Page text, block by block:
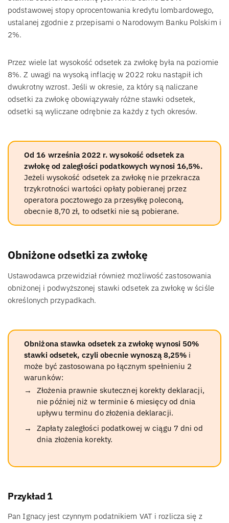
podstawowej stopy oprocentowania kredytu lombardowego,
ustalanej zgodnie z przepisami o Narodowym Banku Polskim i
2%.
Przez wiele lat wysokość odsetek za zwłokę była na poziomie
8%. Z uwagi na wysoką inflację w 2022 roku nastąpił ich
dwukrotny wzrost. Jeśli w okresie, za który są naliczane
odsetki za zwłokę obowiązywały różne stawki odsetek,
odsetki są wyliczane odrębnie za każdy z tych okresów.
Od 16 września 2022 r. wysokość odsetek za
zwłokę od zaległości podatkowych wynosi 16,5%.
Jeżeli wysokość odsetek za zwłokę nie przekracza
trzykrotności wartości opłaty pobieranej przez
operatora pocztowego za przesyłkę poleconą,
obecnie 8,70 zł, to odsetki nie są pobierane.
Obniżone odsetki za zwłokę
Ustawodawca przewidział również możliwość zastosowania
obniżonej i podwyższonej stawki odsetek za zwłokę w ściśle
określonych przypadkach.
Obniżona stawka odsetek za zwłokę wynosi 50%
stawki odsetek, czyli obecnie wynoszą 8,25% i
może być zastosowana po łącznym spełnieniu 2
warunków:
Złożenia prawnie skutecznej korekty deklaracji,
nie później niż w terminie 6 miesięcy od dnia
upływu terminu do złożenia deklaracji.
Zapłaty zaległości podatkowej w ciągu 7 dni od
dnia złożenia korekty.
Przykład 1
Pan Ignacy jest czynnym podatnikiem VAT i rozlicza się z